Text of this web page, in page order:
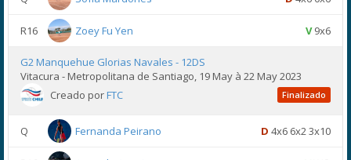
R16 Zoey Fu Yen V9x6
G2 Manquehue Glorias Navales - 12DS
Vitacura - Metropolitana de Santiago, 19 May à 22 May 2023
Creado porFTC Finalizado
Q Fernanda Peirano D 4x6 6x2 3x10